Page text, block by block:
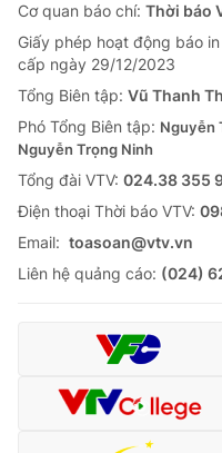
Cơ quan báo chí: Thời báo
Giấy phép hoạt động báo
cấp ngày 29/12/2023
Tổng Biên tập: Vũ Thanh
Phó Tổng Biên tập: Nguyễn
Nguyễn Trọng Ninh
Tổng đài VTV: 024.38 355
Ðiện thoại Thời báo VTV:
Email: toasoan@vtv.vn
Liên hệ quảng cáo: (024)